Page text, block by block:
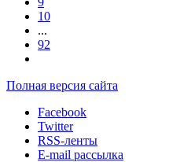
10
...
92
Полная версия сайта
Facebook
Twitter
RSS-ленты
E-mail рассылка